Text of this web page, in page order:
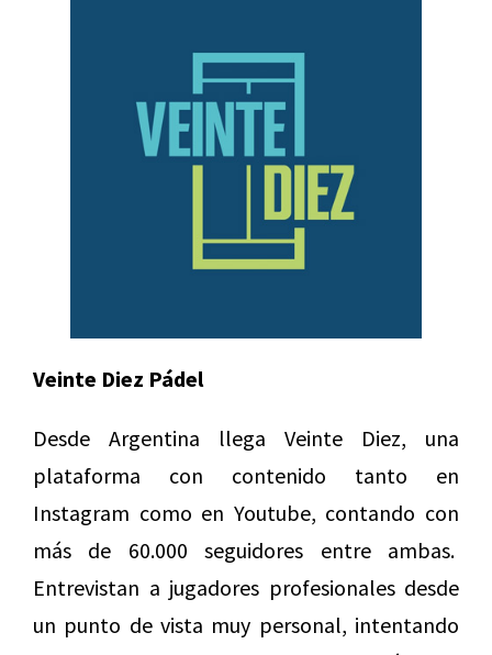
Veinte Diez Pádel
Desde Argentina llega Veinte Diez, una
plataforma con contenido tanto en
Instagram como en Youtube, contando con
más de 60.000 seguidores entre ambas.
Entrevistan a jugadores profesionales desde
un punto de vista muy personal, intentando